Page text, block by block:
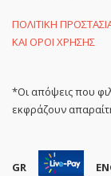
ΠΟΛΙΤΙΚΗ
ΚΑΙ ΟΡΟΙ ΧΡΗΣΗΣ
*Οι απόψεις που
εκφράζουν
GR